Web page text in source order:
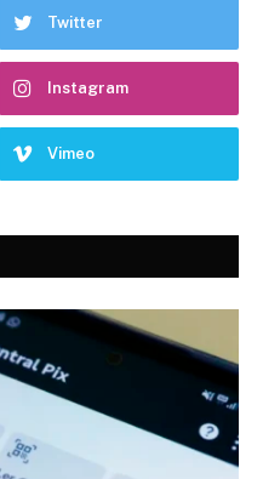
Twitter
Instagram
Vimeo